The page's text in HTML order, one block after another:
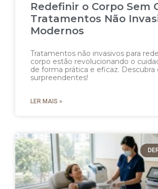
Redefinir o Corpo Sem
Tratamentos Não
Modernos
Tratamentos não invasivos para
corpo estão revolucionando o
de forma prática e eficaz. Descubra
surpreendentes!
LER MAIS »